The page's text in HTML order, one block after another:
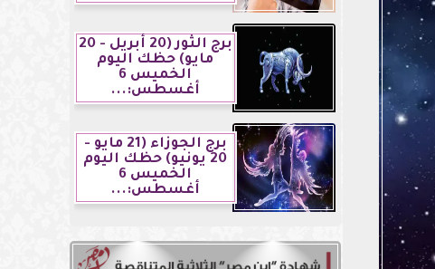
برج الثور (20 أبريل - 20
مايو) حظك اليوم
الخميس 6
أغسطس:...
برج الجوزاء (21 مايو -
20 يونيو) حظك اليوم
الخميس 6
أغسطس:...